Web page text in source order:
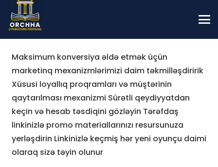
Maksimum konversiya əldə etmək üçün
marketinq mexanizmlərimizi daim təkmilləşdiririk
Xüsusi loyallıq proqramları və müştərinin
qaytarılması mexanizmi Sürətli qeydiyyatdan
keçin və hesab təsdiqini gözləyin Tərəfdaş
linkinizlə promo materiallarınızı resursunuza
yerləşdirin Linkinizlə keçmiş hər yeni oyunçu daimi
olaraq sizə təyin olunur